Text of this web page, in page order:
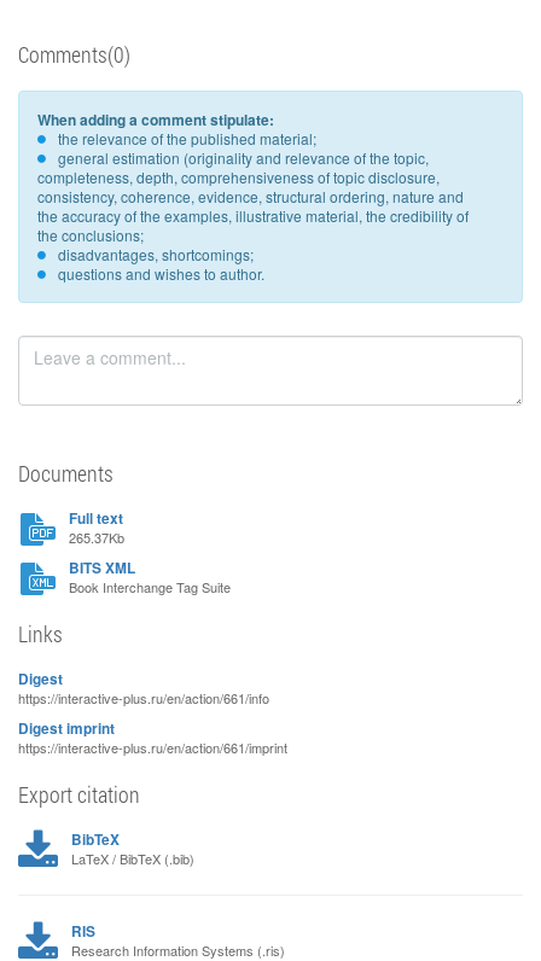
Comments(0)
When adding a comment stipulate:
the relevance of the published material;
general estimation (originality and relevance of the topic,
completeness, depth, comprehensiveness of topic disclosure,
consistency, coherence, evidence, structural ordering, nature and
the accuracy of the examples, illustrative material, the credibility of
the conclusions;
disadvantages, shortcomings;
questions and wishes to author.
Documents
Full text
265.37Kb
BITS XML
Book Interchange Tag Suite
Links
Digest
https://interactive-plus.ru/en/action/661/info
Digest imprint
https://interactive-plus.ru/en/action/661/imprint
Export citation
BibTeX
LaTeX / BibTeX (.bib)
RIS
Research Information Systems (.ris)